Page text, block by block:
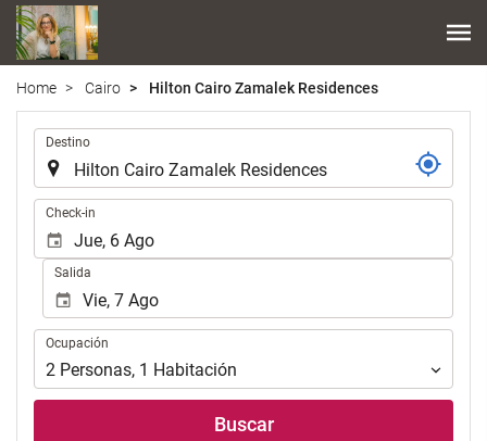
Home Cairo Hilton Cairo Zamalek Residences
Destino
Check-in
Salida
Ocupación
Ocupación
2 Personas, 1 Habitación
Buscar